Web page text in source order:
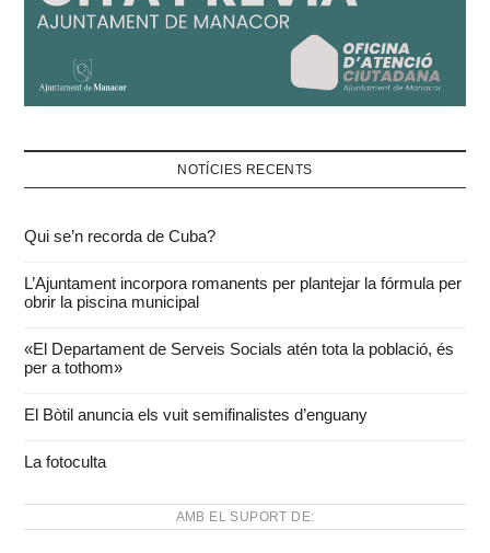
NOTÍCIES RECENTS
Qui se’n recorda de Cuba?
L’Ajuntament incorpora romanents per plantejar la fórmula per
obrir la piscina municipal
«El Departament de Serveis Socials atén tota la població, és
per a tothom»
El Bòtil anuncia els vuit semifinalistes d’enguany
La fotoculta
AMB EL SUPORT DE: